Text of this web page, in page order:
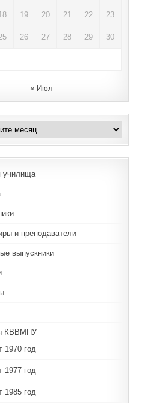
19 20 21 22 23
26 27 28 29 30
« Июл
училища
и преподаватели
выпускники
КВВМПУ
1970 год
1977 год
1985 год